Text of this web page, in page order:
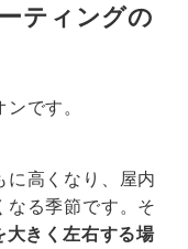
ティングの
です。
高くなり、屋内
る季節です。そ
大きく左右する場